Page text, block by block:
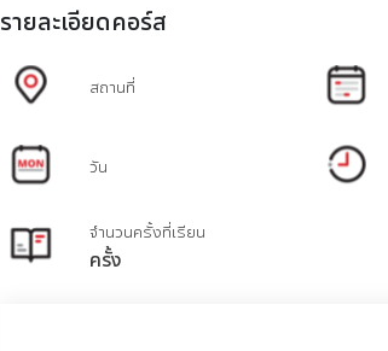
รายละเอียดคอร์ส
สถานที่
วัน
จำนวนครั้งที่เรียน
ครั้ง